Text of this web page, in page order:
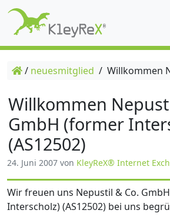
/ neuesmitglied / Willkommen
Willkommen
GmbH (former
(AS12502)
24. Juni 2007 von KleyReX® Internet
Wir freuen uns Nepustil & Co.
Interscholz) (AS12502) bei uns